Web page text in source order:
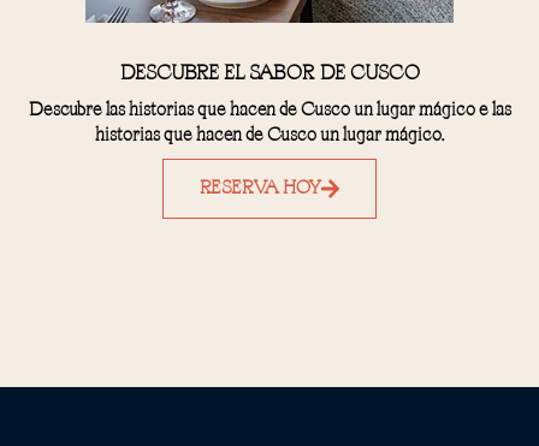
DESCUBRE EL SABOR DE CUSCO
Descubre las historias que hacen de Cusco un lugar mágico e las
historias que hacen de Cusco un lugar mágico.
RESERVA HOY